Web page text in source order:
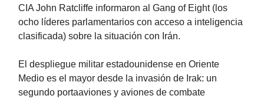
CIA John Ratcliffe informaron al Gang of Eight (los
ocho líderes parlamentarios con acceso a inteligencia
clasificada) sobre la situación con Irán.
El despliegue militar estadounidense en Oriente
Medio es el mayor desde la invasión de Irak: un
segundo portaaviones y aviones de combate